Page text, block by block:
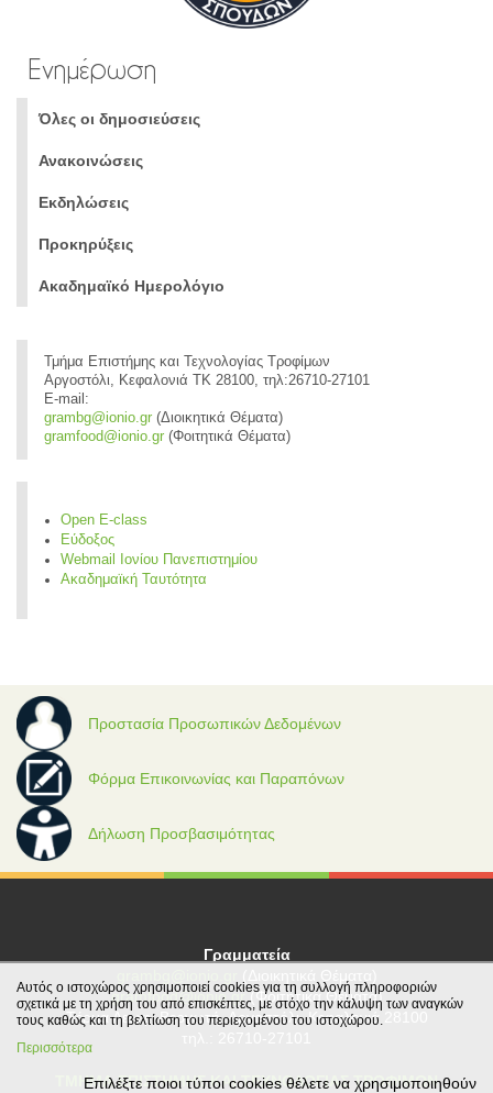
Ενημέρωση
Όλες οι δημοσιεύσεις
Ανακοινώσεις
Εκδηλώσεις
Προκηρύξεις
Ακαδημαϊκό Ημερολόγιο
Τμήμα Επιστήμης και Τεχνολογίας Τροφίμων
Αργοστόλι, Κεφαλονιά ΤΚ 28100, τηλ:26710-27101
E-mail:
grambg@ionio.gr (Διοικητικά Θέματα)
gramfood@ionio.gr (Φοιτητικά Θέματα)
Open E-class
Εύδοξος
Webmail Ιονίου Πανεπιστημίου
Ακαδημαϊκή Ταυτότητα
Προστασία Προσωπικών Δεδομένων
Φόρμα Επικοινωνίας και Παραπόνων
Δήλωση Προσβασιμότητας
Γραμματεία
gramfood@ionio.gr(Φοιτητικά Θέματα)
Tέρμα Λεωφ. Βεργωτή, Αργοστόλι, Κεφαλονιά 28100
ΤΜΗΜΑ ΕΠΙΣΤΗΜΗΣ ΚΑΙ ΤΕΧΝΟΛΟΓΙΑΣ ΤΡΟΦΙΜΩΝ
Αυτός ο ιστοχώρος χρησιμοποιεί cookies για τη συλλογή πληροφοριών
σχετικά με τη χρήση του από επισκέπτες, με στόχο την κάλυψη των αναγκών
τους καθώς και τη βελτίωση του περιεχομένου του ιστοχώρου.
Περισσότερα
Επιλέξτε ποιοι τύποι cookies θέλετε να χρησιμοποιηθούν